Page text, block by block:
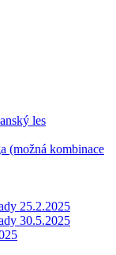
les
(možná kombinace
25.2.2025
30.5.2025